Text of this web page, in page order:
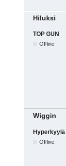
Hiluksi
TOP GUN
Offline
Wiggin
Hyperkyylä
Offline